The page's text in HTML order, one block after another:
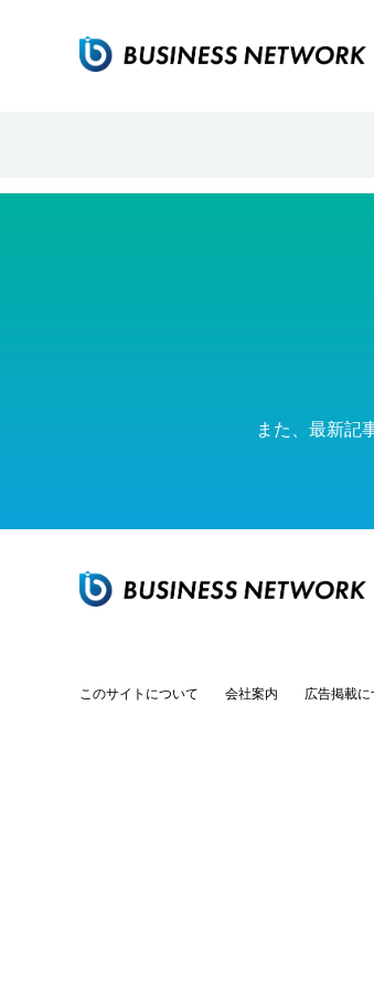
また、最新記
このサイトについて 会社案内 広告掲載に